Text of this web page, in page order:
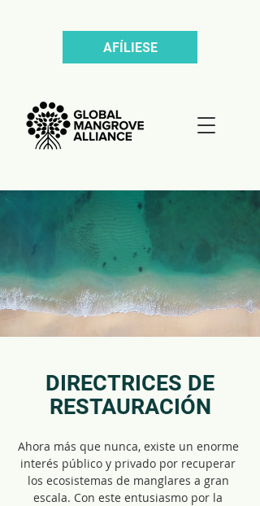
AFÍLIESE
DIRECTRICES DE
RESTAURACIÓN
Ahora más que nunca, existe un enorme
interés público y privado por recuperar
los ecosistemas de manglares a gran
escala. Con este entusiasmo por la